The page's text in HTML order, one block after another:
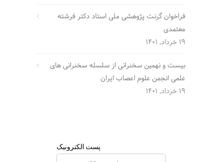
فراخوان گرنت پژوهشی ملی استاد دکتر فرشته
معتمدی
19 خرداد, 1401
بیست و نهمین سخنرانی از سلسله سخنرانی های
علمی انجمن علوم اعصاب ایران
19 خرداد, 1401